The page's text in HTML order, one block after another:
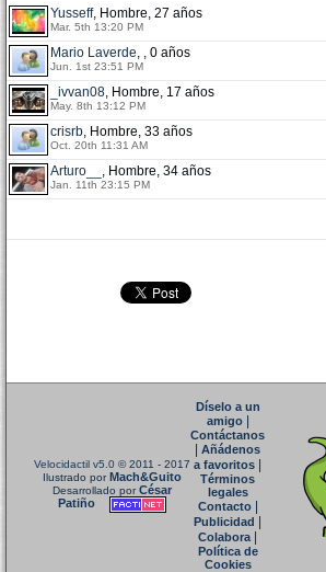
Yusseff, Hombre, 27 años
Mar. 5th 13:20 PM
Mario Laverde, , 0 años
Jun. 1st 23:51 PM
_ivvan08, Hombre, 17 años
May. 8th 13:12 PM
crisrb, Hombre, 33 años
Oct. 20th 11:31 AM
Arturo__ , Hombre, 34 años
Jan. 11th 23:15 PM
Velocidactil v5.0 © 2011 - 2017
Ilustrado porMach&Guito
Desarrollado porCésar
Patiño
Díselo a un
amigo|
Contáctanos
Añádenos
a favoritos
Términos
legales
Contacto|
Publicidad
Colabora|
Política de
Cookies